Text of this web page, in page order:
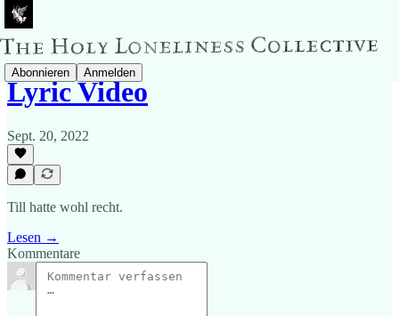
Abonnieren Anmelden
Lyric Video
Sept. 20, 2022
Till hatte wohl recht.
Lesen →
Kommentare